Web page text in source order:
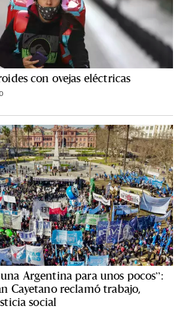
con ovejas eléctricas
Argentina para unos pocos”:
Cayetano reclamó trabajo,
social